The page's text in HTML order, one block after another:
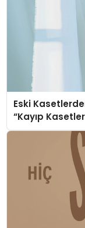
Eski
“Kayıp